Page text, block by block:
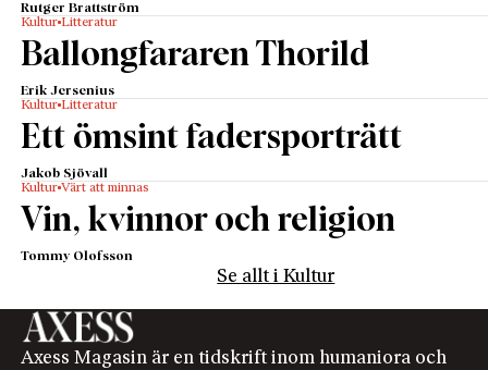
Rutger Brattström
Kultur Litteratur
Ballongfararen Thorild
Erik Jersenius
Kultur Litteratur
Ett ömsint fadersporträtt
Jakob Sjövall
Kultur Värt att minnas
Vin, kvinnor och religion
Tommy Olofsson
Se allt i Kultur
Axess Magasin är en tidskrift inom humaniora och